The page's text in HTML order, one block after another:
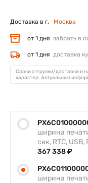
ширина
сек, RTC,
367 338 ₽
ширина
Доставка в г. Москва
от 1 дня забрать в
от 1 дня доставка
Сроки отгрузки/доставки и
характер.